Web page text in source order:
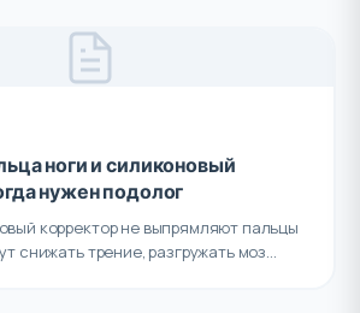
ноги и силиконовый
нужен подолог
корректор не выпрямляют пальцы
снижать трение, разгружать моз...